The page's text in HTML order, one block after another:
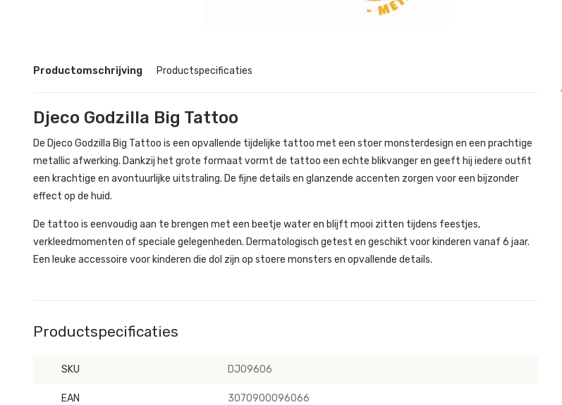
Productomschrijving Productspecificaties
Djeco Godzilla Big Tattoo
De Djeco Godzilla Big Tattoo is een opvallende tijdelijke tattoo met een stoer monsterdesign en een prachtige
metallic afwerking. Dankzij het grote formaat vormt de tattoo een echte blikvanger en geeft hij iedere outfit
een krachtige en avontuurlijke uitstraling. De fijne details en glanzende accenten zorgen voor een bijzonder
effect op de huid.
De tattoo is eenvoudig aan te brengen met een beetje water en blijft mooi zitten tijdens feestjes,
verkleedmomenten of speciale gelegenheden. Dermatologisch getest en geschikt voor kinderen vanaf 6 jaar.
Een leuke accessoire voor kinderen die dol zijn op stoere monsters en opvallende details.
Productspecificaties
SKU DJ09606
EAN 3070900096066